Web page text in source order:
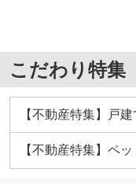
こだわり特集
【不動産特集】戸建
【不動産特集】ペッ